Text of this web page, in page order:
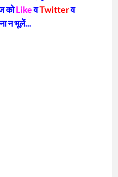
कोLikeवTwitterव
न भूलें...